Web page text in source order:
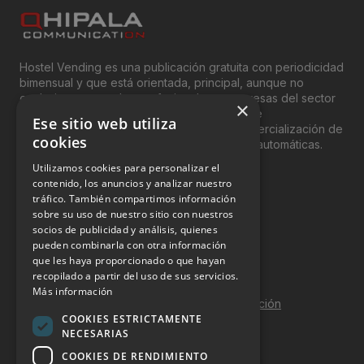
Hostel Vending es una publicación gratuita con periodicidad
bimensual y que está orientada, principal, aunque no
exclusivamente, a los profesionales y empresas del sector
del “Vending”; nombre con el que se conoce
genéricamente entre profesionales a la comercialización de
productos y servicios a través de máquinas automáticas.
INFORMACIÓN LEGAL
Aviso Legal
Política de Privacidad
Política de Cookies
Política de calidad y seguridad de la información
Contacto
×
Ese sitio web utiliza
cookies
Utilizamos cookies para personalizar el
contenido, los anuncios y analizar nuestro
tráfico. También compartimos información
sobre su uso de nuestro sitio con nuestros
socios de publicidad y análisis, quienes
pueden combinarla con otra información
que les haya proporcionado o que hayan
recopilado a partir del uso de sus servicios.
Más información
COOKIES ESTRICTAMENTE
NECESARIAS
COOKIES DE RENDIMIENTO